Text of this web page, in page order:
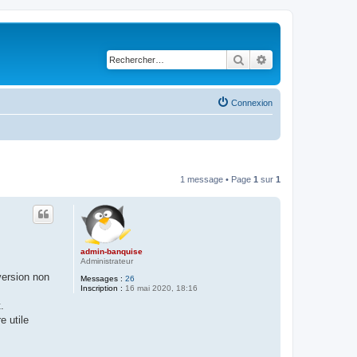
Rechercher
Connexion
1 message • Page 1 sur 1
admin-banquise
Administrateur
Messages : 26
Inscription : 16 mai 2020, 18:16
non
utile